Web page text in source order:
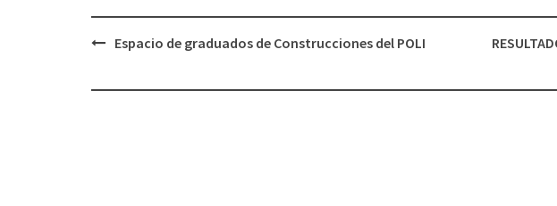
Navegación
Espacio de graduados de Construcciones del POLI